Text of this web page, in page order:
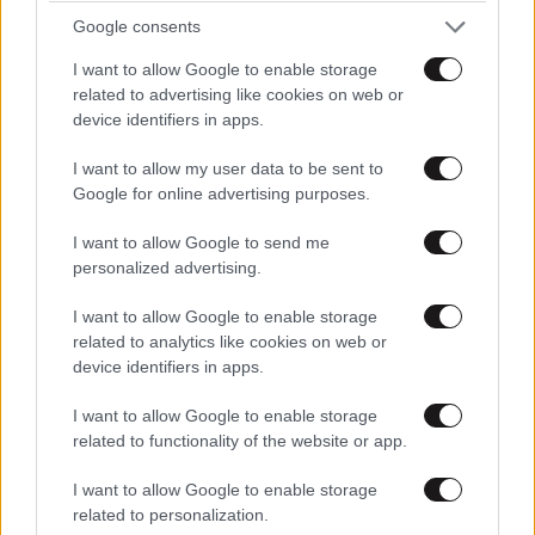
Google consents
I want to allow Google to enable storage
related to advertising like cookies on web or
device identifiers in apps.
I want to allow my user data to be sent to
Google for online advertising purposes.
I want to allow Google to send me
personalized advertising.
I want to allow Google to enable storage
related to analytics like cookies on web or
device identifiers in apps.
I want to allow Google to enable storage
related to functionality of the website or app.
I want to allow Google to enable storage
related to personalization.
Εσύ, Τζήμερε, είσαι κάτι παραπάνω από ηλίθιος και το
επίπεδο της κουβεντας σου είναι πέραν κάθε
χαρακτηρισμού. ΑΠορώ μάλιστα γιά το πόσοι
άνθρωποι κάθονται και σού απαντούν ( μηδ᾽εμού
και καμμιά [...] στο διαδίκτυο). ΑΛλά όχι και να το
παίζεις καθοδηγητής!!!
Ναυτικός 21·08·2015 00:36
Δυστυχώς ο Τζήμερος ενώ έχει δίκιο σε αυτά που
λέει, προσπαθεί να προσελκύσει και κάποιους ηλίθιους
Ξεσπά ο Χρήστος Δάντης: «Δεν περίμενα την
αχαριστία των ανθρώπων του χώρου»